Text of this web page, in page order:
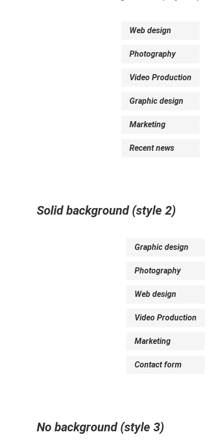
Web design
Photography
Video Production
Graphic design
Marketing
Recent news
Solid background (style 2)
Graphic design
Photography
Web design
Video Production
Marketing
Contact form
No background (style 3)